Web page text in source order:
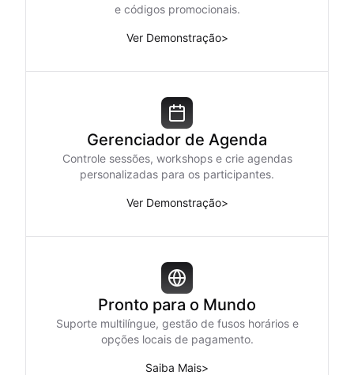
e códigos promocionais.
Ver Demonstração>
Gerenciador de Agenda
Controle sessões, workshops e crie agendas
personalizadas para os participantes.
Ver Demonstração>
Pronto para o Mundo
Suporte multilíngue, gestão de fusos horários e
opções locais de pagamento.
Saiba Mais>